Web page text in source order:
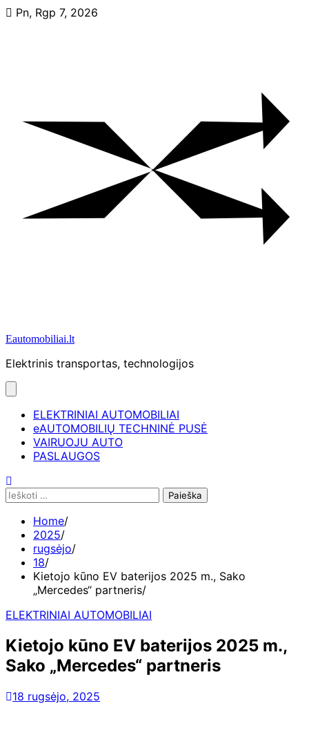
SkipPn, Rgp 7, 2026
Eautomobiliai.lt
Elektrinis transportas, technologijos
ELEKTRINIAI AUTOMOBILIAI
eAUTOMOBILIŲ TECHNINĖ PUSĖ
VAIRUOJU AUTO
PASLAUGOS
Ieškoti:
Home
2025
rugsėjo
18
Kietojo kūno EV baterijos 2025 m., Sako
„Mercedes“ partneris
ELEKTRINIAI AUTOMOBILIAI
Kietojo kūno EV baterijos 2025 m.,
Sako „Mercedes“ partneris
18 rugsėjo, 2025